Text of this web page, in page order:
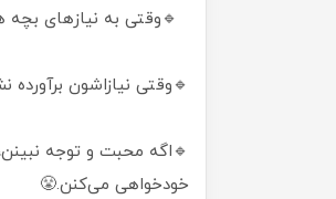
🔹وقتی به نیازهای
🔹وقتی نیازاشون
🔹اگه محبت و توجه
خودخواهی می‌کنن.😤